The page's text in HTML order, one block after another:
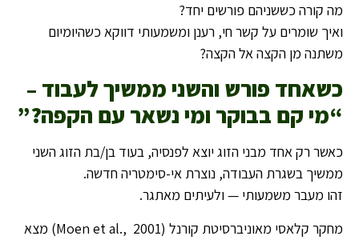
מה קורה כששניהם פורשים יחד?
ואיך שומרים על קשר חי, רענן ומשמעותי דווקא כשהיומיום
משתנה מן הקצה אל הקצה?
כשאחד פורש והשני ממשיך לעבוד –
“מי קם בבוקר ומי נשאר עם הקפה?”
כאשר רק אחד מבני הזוג יוצא לפנסיה, בעוד בן/בת הזוג השני
ממשיך בשגרת העבודה, נוצרת אי-סימטריה חדשה.
זהו מעבר משמעותי — ולעיתים מאתגר.
מחקר קלאסי מאוניברסיטת קורנל (Moen et al., 2001) מצא